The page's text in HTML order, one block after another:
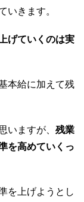
いきます。
げていくのは実
本給に加えて残
いますが、 残業
を高めていくっ
を上げようとし